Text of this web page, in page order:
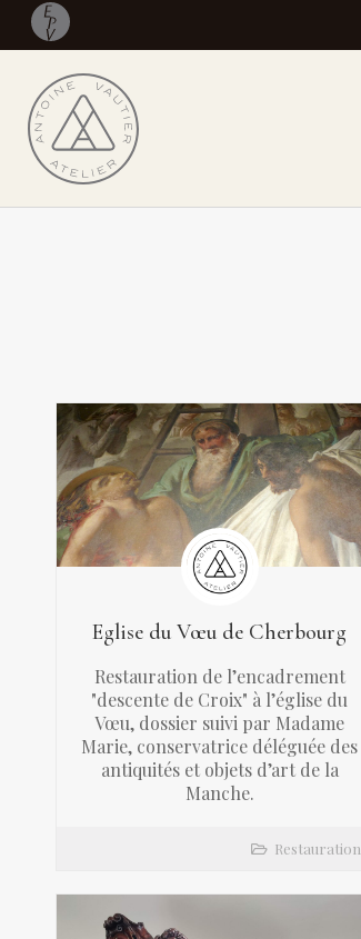
Eglise du Vœu de Cherbourg
Restauration de l’encadrement
"descente de Croix" à l’église du
Vœu, dossier suivi par Madame
Marie, conservatrice déléguée des
antiquités et objets d’art de la
Manche.
Restauration